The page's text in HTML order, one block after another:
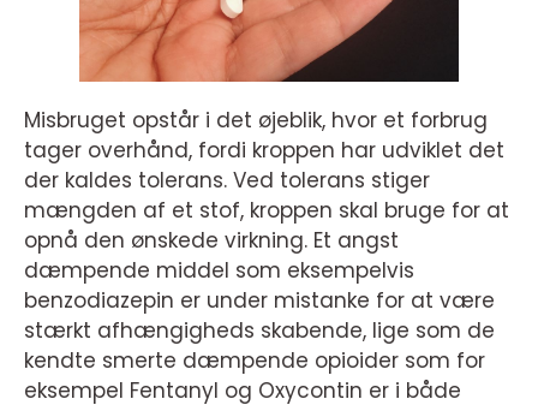
Misbruget opstår i det øjeblik, hvor et forbrug
tager overhånd, fordi kroppen har udviklet det
der kaldes tolerans. Ved tolerans stiger
mængden af et stof, kroppen skal bruge for at
opnå den ønskede virkning. Et angst
dæmpende middel som eksempelvis
benzodiazepin er under mistanke for at være
stærkt afhængigheds skabende, lige som de
kendte smerte dæmpende opioider som for
eksempel Fentanyl og Oxycontin er i både